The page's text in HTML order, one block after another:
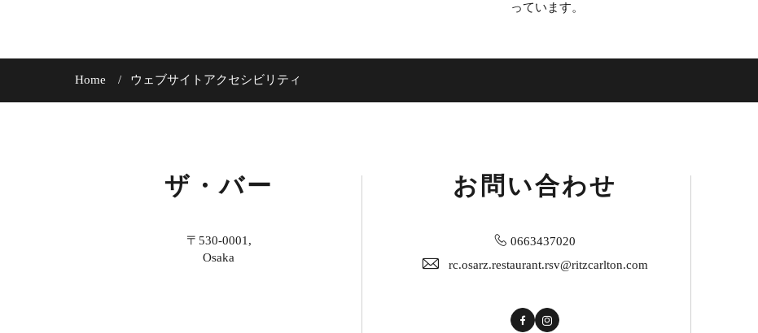
っています。
Home ウェブサイトアクセシビリティ
ザ・バー
〒530-0001,
Osaka
お問い合わせ
0663437020
rc.osarz.restaurant.rsv@ritzcarlton.com
FacebookInstagram